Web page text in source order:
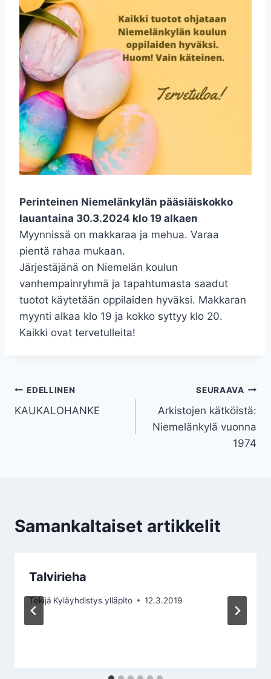
Perinteinen Niemelänkylän pääsiäiskokko
lauantaina 30.3.2024 klo 19 alkaen
Myynnissä on makkaraa ja mehua. Varaa
pientä rahaa mukaan.
Järjestäjänä on Niemelän koulun
vanhempainryhmä ja tapahtumasta saadut
tuotot käytetään oppilaiden hyväksi. Makkaran
myynti alkaa klo 19 ja kokko syttyy klo 20.
Kaikki ovat tervetulleita!
Artikkelien
selaus
EDELLINEN
KAUKALOHANKE
SEURAAVA
Arkistojen kätköistä:
Niemelänkylä vuonna
1974
Samankaltaiset artikkelit
Talvirieha
Tekijä Kyläyhdistys ylläpito 12.3.2019